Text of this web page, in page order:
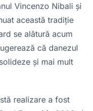
Vincenzo Nibali și
această tradiție
se alătură acum
că danezul
și mai mult
realizare a fost